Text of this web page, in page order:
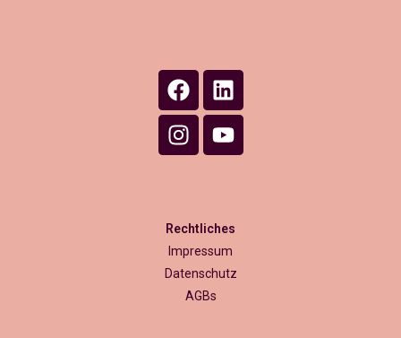
Rechtliches
Impressum
Datenschutz
AGBs